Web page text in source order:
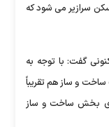
سرازیر می شود که
گفت: با توجه به
و ساز هم تقریباً
روی بخش ساخت و ساز